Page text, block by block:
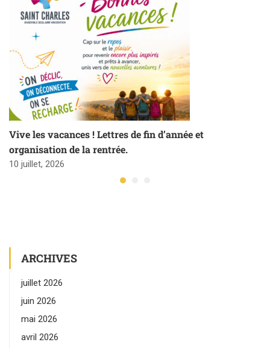
Vive les vacances ! Lettres de fin d’année et
organisation de la rentrée.
10 juillet, 2026
ARCHIVES
juillet 2026
juin 2026
mai 2026
avril 2026